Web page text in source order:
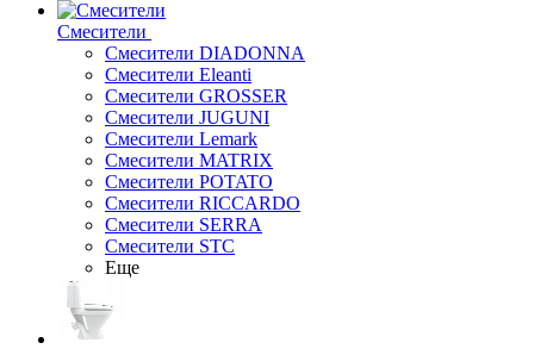
Смесители
Смесители DIADONNA
Смесители Eleanti
Смесители GROSSER
Смесители JUGUNI
Смесители Lemark
Смесители MATRIX
Смесители POTATO
Смесители RICCARDO
Смесители SERRA
Смесители STC
Еще